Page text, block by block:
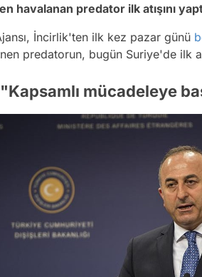
havalanan predator ilk atışını
İncirlik'ten ilk kez pazar günü
predatorun, bugün Suriye'de ilk
mücadeleye